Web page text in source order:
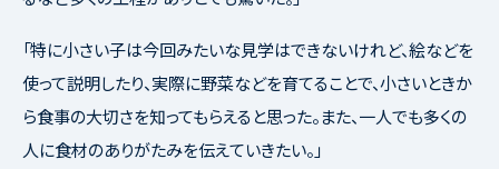
「特に小さい子は今回みたいな見学はできないけれど、絵などを
使って説明したり、実際に野菜などを育てることで、小さいときか
ら食事の大切さを知ってもらえると思った。また、一人でも多くの
人に食材のありがたみを伝えていきたい。」